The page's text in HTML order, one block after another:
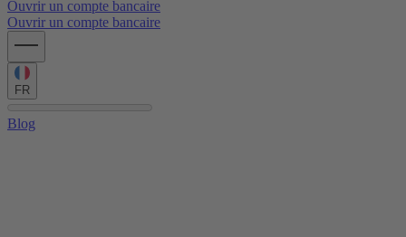
Ouvrir un compte bancaire
Ouvrir un compte bancaire
FR
Blog